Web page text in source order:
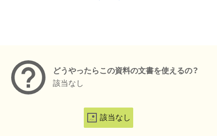
どうやったらこの資料の文書を使えるの？
該当なし
該当なし